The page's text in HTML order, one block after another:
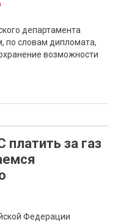
департамента
по словам дипломата,
возможности
за газ
Федерации